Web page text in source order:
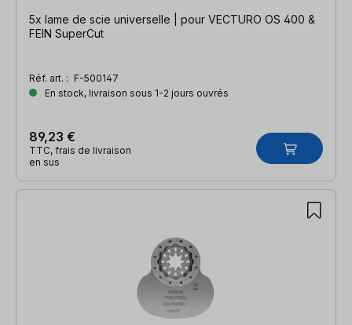
5x lame de scie universelle | pour VECTURO OS 400 &
FEIN SuperCut
Réf. art. : F-500147
En stock, livraison sous 1-2 jours ouvrés
89,23 €
TTC, frais de livraison
en sus